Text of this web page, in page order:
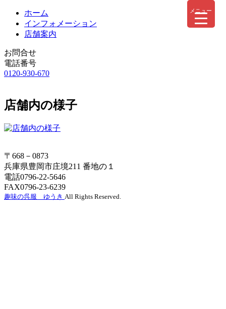
ホーム
インフォメーション
店舗案内
お問合せ
電話番号
0120-930-670
店舗内の様子
〒668－0873
兵庫県豊岡市庄境211 番地の１
電話0796-22-5646
FAX0796-23-6239
趣味の呉服 ゆうき All Rights Reserved.
メニュー